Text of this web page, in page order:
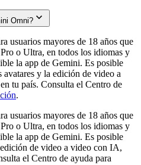
Omni?
usuarios mayores de 18 años que
o Ultra, en todos los idiomas y
la app de Gemini. Es posible
y la edición de video a
tu país. Consulta el Centro de
.
usuarios mayores de 18 años que
o Ultra, en todos los idiomas y
la app de Gemini. Es posible
de video a video con IA,
el Centro de ayuda para